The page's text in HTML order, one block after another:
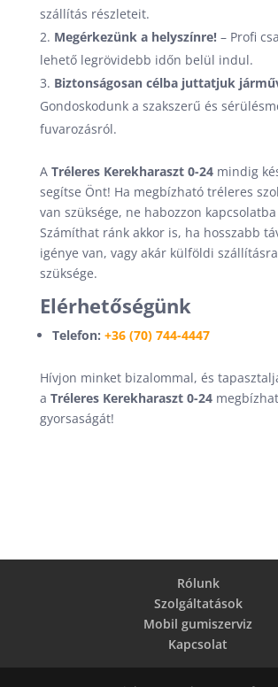
szállítás részleteit.
Megérkezünk a helyszínre!– Profi
lehető legrövidebb időn belül indul.
Biztonságosan célba juttatjuk
Gondoskodunk a szakszerű és
fuvarozásról.
A Tréleres Kerekharaszt 0-24mindig
segítse Önt! Ha megbízható tréleres
van szüksége, ne habozzon
Számíthat ránk akkor is, ha hosszabb
igénye van, vagy akár külföldi
szüksége.
Elérhetőségünk
Telefon: +36 (70) 744-4447
Hívjon minket bizalommal, és
a Tréleres Kerekharaszt 0-24
gyorsaságát!
Rólunk
Szolgáltatások
Mobil gumiszerviz
Kapcsolat